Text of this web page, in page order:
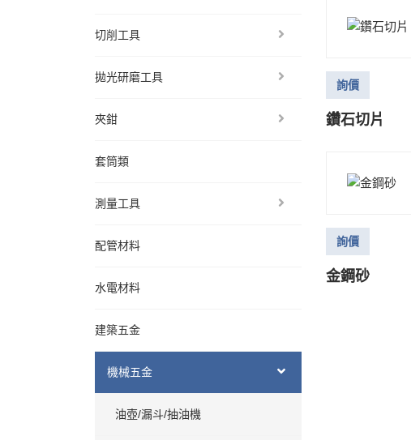
切削工具
拋光研磨工具
夾鉗
套筒類
測量工具
配管材料
水電材料
建築五金
機械五金
油壺/漏斗/抽油機
詢價
鑽石切片
詢價
金鋼砂